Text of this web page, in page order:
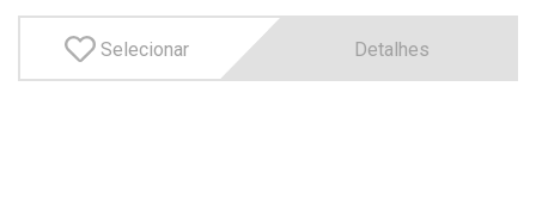
Selecionar Detalhes